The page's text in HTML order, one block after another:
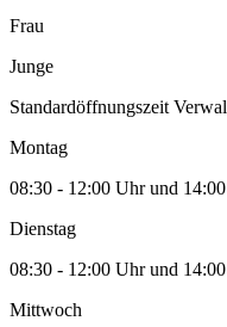
Frau
Junge
Standardöffnungszeit
Montag
08:30 - 12:00 Uhr und
Dienstag
08:30 - 12:00 Uhr und
Mittwoch